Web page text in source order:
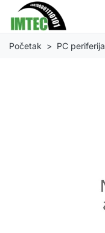
Početak PC periferija